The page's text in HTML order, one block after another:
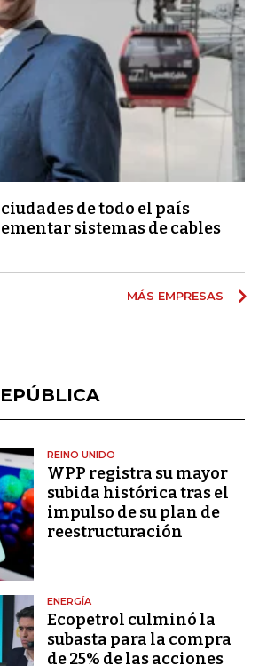
de todo el país
sistemas de cables
MÁS EMPRESAS
REINO UNIDO
WPP registra su mayor
subida histórica tras el
impulso de su plan de
reestructuración
ENERGÍA
Ecopetrol culminó la
subasta para la compra
de 25% de las acciones